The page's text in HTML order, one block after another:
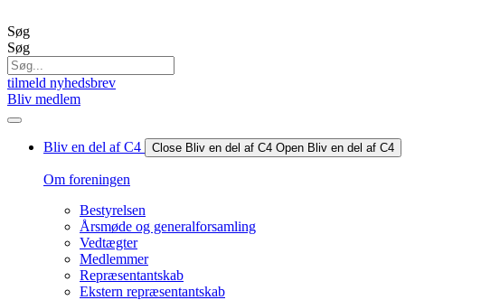
til
indhold
Søg
Søg
tilmeld nyhedsbrev
Bliv medlem
Bliv en del af C4 Close Bliv en del af C4 Open Bliv en del af C4
Om foreningen
Bestyrelsen
Årsmøde og generalforsamling
Vedtægter
Medlemmer
Repræsentantskab
Ekstern repræsentantskab